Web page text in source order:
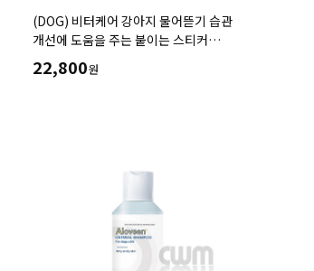
(DOG) 비터케어 강아지 물어뜯기 습관
개선에 도움을 주는 붙이는 스티커
(5M/10M)
22,800원